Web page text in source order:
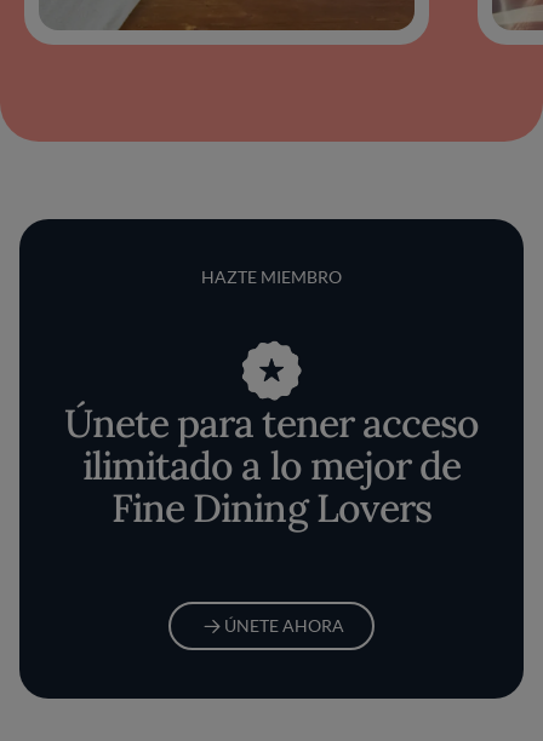
HAZTE MIEMBRO
Únete para tener acceso
ilimitado a lo mejor de
Fine Dining Lovers
ÚNETE AHORA